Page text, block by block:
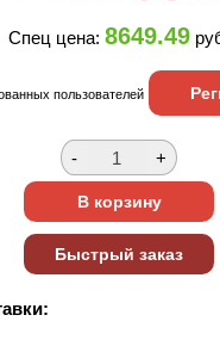
Спец цена: 8649.49
пользователей